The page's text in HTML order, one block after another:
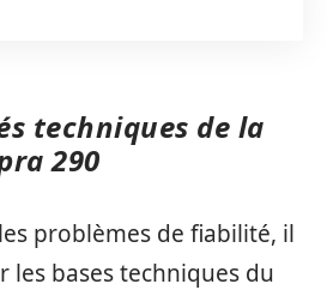
techniques de la
290
problèmes de fiabilité, il
les bases techniques du